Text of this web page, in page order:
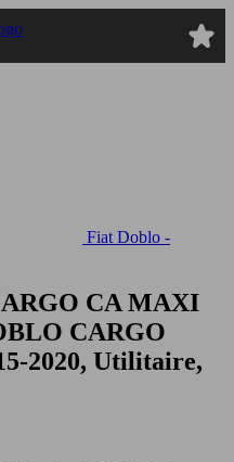
Fiat Doblo -
CA MAXI
CARGO
2020, Utilitaire,